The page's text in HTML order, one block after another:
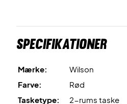
Specifikationer
Mærke:
Wilson
Farve:
Rød
Tasketype:
2-rums taske